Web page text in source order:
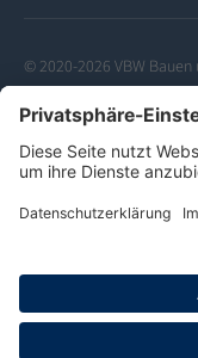
© 2020-2026 VBW
Barrierefreiheitserklärung